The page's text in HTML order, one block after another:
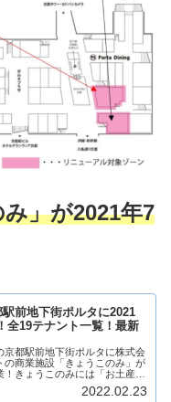
」が2021年7
前地下街ポルタに2021
全19テナント一覧！最新
京都駅前地下街ポルタに株式会
の商業施設「きょうこのみ」が
きょうこのみには「お土産」
テイクアウト」の3テーマで和
が出店！そんな、京...2022.02.23